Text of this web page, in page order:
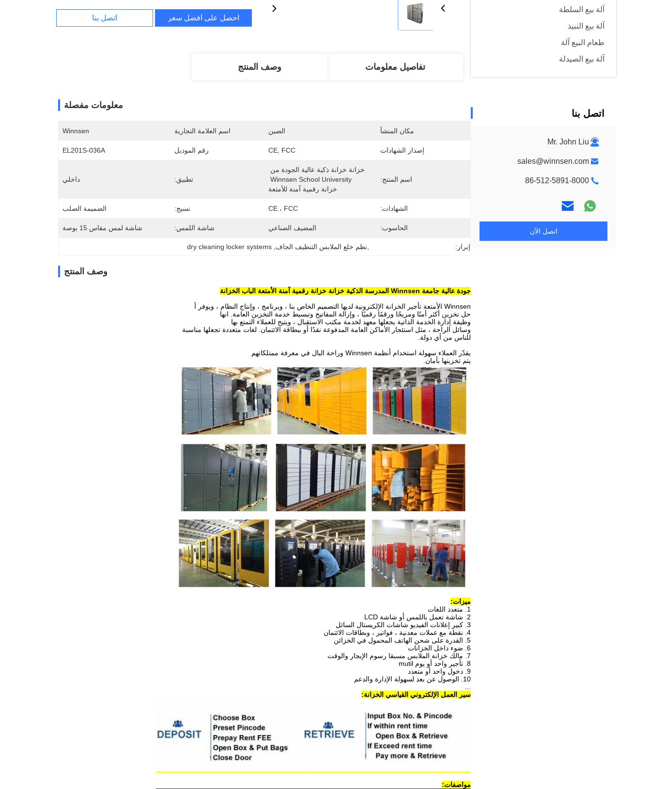
آلة بيع السلطة
آلة بيع النبيذ
طعام البيع آلة
آلة بيع الصيدلة
اتصل بنا
Mr. John Liu
sales@winnsen.com
86-512-5891-8000
اتصل الآن
احصل على أفضل سعر اتصل بنا
تفاصيل معلومات وصف المنتج
معلومات مفصلة
مكان المنشأ الصين اسم العلامة التجارية Winnsen
إصدار الشهادات CE, FCC رقم الموديل EL201S-036A
اسم المنتج:
خزانة رقمية آمنة للأمتعة
تطبيق: داخلي
الشهادات: CE ، FCC نسيج: الضميمة الصلب
الحاسوب: المضيف الصناعي شاشة اللمس: شاشة لمس مقاس 15 بوصة
إبراز: ,نظم خلع الملابس التنظيف الجاف ,
dry cleaning locker systems
وصف المنتج
جودة عالية جامعة Winnsen المدرسة الذكية خزانة خزانة رقمية آمنة الأمتعة الباب الخزانة
Winnsen الأمتعة تأجير الخزانة الإلكترونية لديها التصميم الخاص بنا ، وبرنامج ، وإنتاج النظام ، ويوفر أ
حل تخزين أكثر أمنًا ومريحًا ورقمًا رقميًا ، وإزالة المفاتيح وتبسيط خدمة التخزين العامة. انها
وظيفة إدارة الخدمة الذاتية يجعلها معهد لخدمة مكتب الاستقبال ، ويتيح للعملاء التمتع بها
وسائل الراحة ، مثل استئجار الأماكن العامة المدفوعة نقدًا أو ببطاقة الائتمان. لغات متعددة تجعلها مناسبة
للناس من أي دولة.
يقدّر العملاء سهولة استخدام أنظمة Winnsen وراحة البال في معرفة ممتلكاتهم
يتم تخزينها بأمان.
ميزات:
1. متعدد اللغات
2. شاشة تعمل باللمس أو شاشة LCD
3. كبير إعلانات الفيديو شاشات الكريستال السائل
4. نقطة مع عملات معدنية ، فواتير ، وبطاقات الائتمان
5. القدرة على شحن الهاتف المحمول في الخزائن
6. ضوء داخل الخزانات
7. مالك خزانة الملابس مسبقا رسوم الإيجار والوقت
8. تأجير واحد أو يوم mutil
9. دخول واحد أو متعدد
10. الوصول عن بعد لسهولة الإدارة والدعم
سير العمل الإلكتروني القياسي الخزانة:
مواصفات: